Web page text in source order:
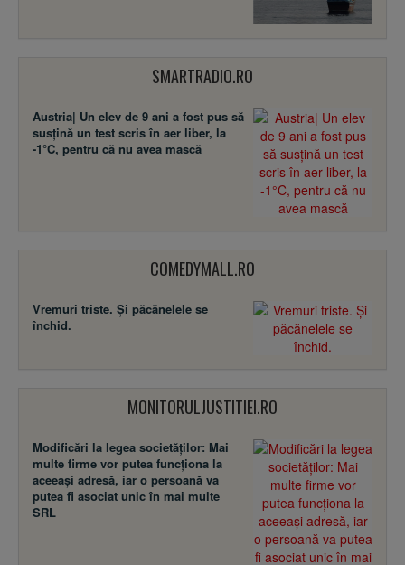
SMARTRADIO.RO
Austria| Un elev de 9 ani a fost pus să
susţină un test scris în aer liber, la
-1°C, pentru că nu avea mască
COMEDYMALL.RO
Vremuri triste. Şi păcănelele se
închid.
MONITORULJUSTITIEI.RO
Modificări la legea societăţilor: Mai
multe firme vor putea funcţiona la
aceeaşi adresă, iar o persoană va
putea fi asociat unic în mai multe
SRL